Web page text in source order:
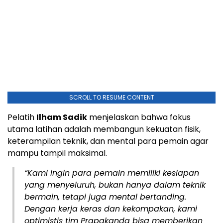
SCROLL TO RESUME CONTENT
Pelatih Ilham Sadik menjelaskan bahwa fokus
utama latihan adalah membangun kekuatan fisik,
keterampilan teknik, dan mental para pemain agar
mampu tampil maksimal.
“Kami ingin para pemain memiliki kesiapan
yang menyeluruh, bukan hanya dalam teknik
bermain, tetapi juga mental bertanding.
Dengan kerja keras dan kekompakan, kami